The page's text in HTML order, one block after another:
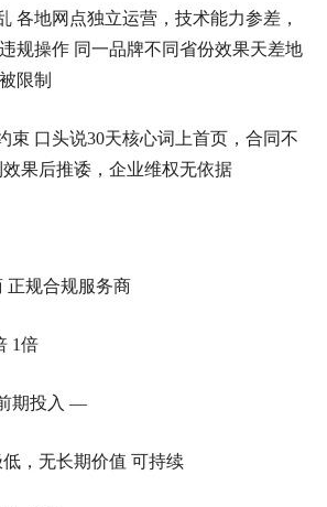
各地网点独立运营，技术能力参差，
规操作 同一品牌不同省份效果天差地
限制
束 口头说30天核心词上首页，合同不
果后推诿，企业维权无依据
正规合规服务商
1倍
期投入 —
，无长期价值 可持续